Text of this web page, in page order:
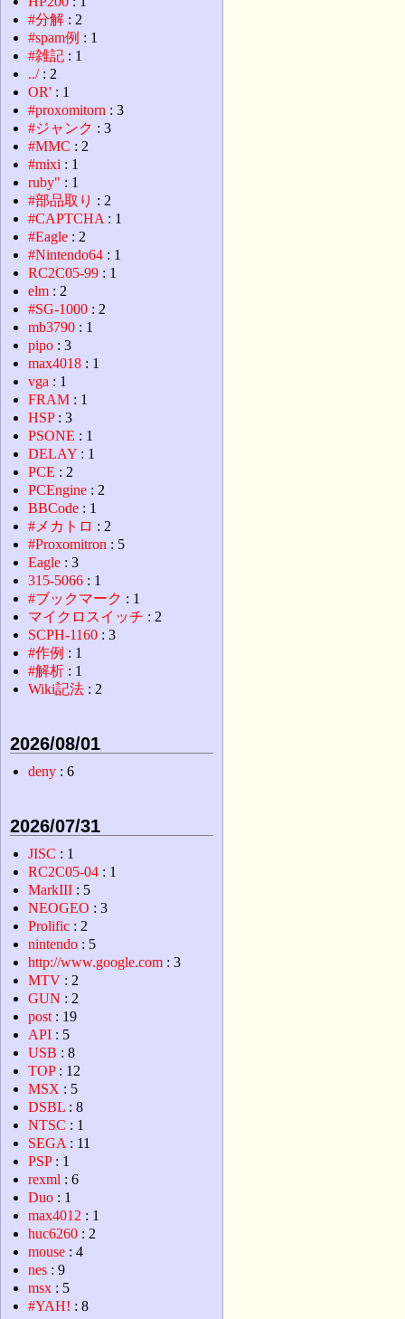
#分解 : 2
#spam例 : 1
#雑記 : 1
../: 2
OR' : 1
#proxomitorn : 3
#ジャンク : 3
#MMC : 2
#mixi : 1
ruby" : 1
#部品取り : 2
#CAPTCHA : 1
#Eagle : 2
#Nintendo64 : 1
RC2C05-99 : 1
elm : 2
#SG-1000 : 2
mb3790 : 1
pipo : 3
max4018 : 1
vga : 1
FRAM : 1
HSP: 3
PSONE : 1
DELAY : 1
PCE : 2
PCEngine : 2
BBCode : 1
#メカトロ : 2
#Proxomitron : 5
Eagle : 3
315-5066 : 1
#ブックマーク : 1
マイクロスイッチ : 2
SCPH-1160 : 3
#作例 : 1
#解析 : 1
Wiki記法 : 2
2026/08/01
deny : 6
2026/07/31
JISC : 1
RC2C05-04 : 1
MarkIII : 5
NEOGEO : 3
Prolific : 2
nintendo : 5
http://www.google.com : 3
MTV : 2
GUN : 2
post : 19
API : 5
USB : 8
TOP: 12
MSX : 5
DSBL : 8
NTSC : 1
SEGA : 11
PSP: 1
rexml : 6
Duo : 1
max4012 : 1
huc6260 : 2
mouse : 4
nes : 9
msx : 5
#YAH! : 8